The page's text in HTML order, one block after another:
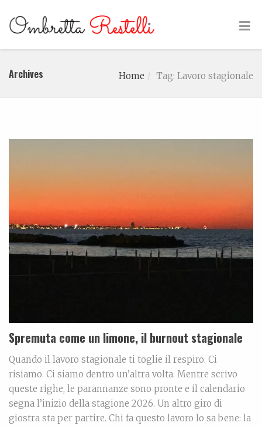
Archives Home Tag: Lavoro stagionale
Spremuta come un limone, il burnout stagionale
Quando il lavoro stagionale ti toglie il respiro. Ci
risiamo. Ci siamo dentro un’altra volta. Mentre scrivo
queste righe, le parannanze sono pronte e il calendario
segna l’inizio della stagione 2026. Un altro giro di
giostra sta per partire. Chi fa questo lavoro lo sa bene: la